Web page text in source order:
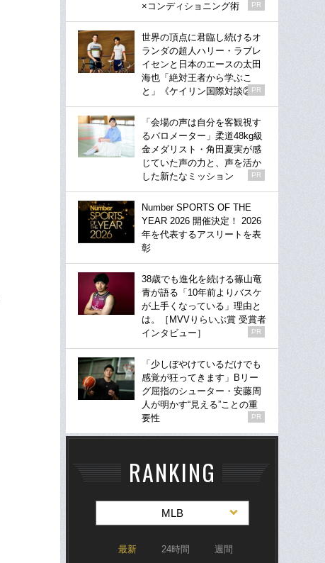
×コンディショニング術
PR
世界の頂点に君臨し続けるオ
ランダの超人ハリー・ラブレ
イセンと日本のエースの太田
海也「絶対王者から学ぶこ
と」《ケイリン国際対談②》
PR
「会場の声は自分を客観視す
るバロメーター」柔道48kg級
金メダリスト・角田夏実が感
じていた声の力と、声を活か
した新たなミッション
PR
Number SPORTS OF THE
YEAR 2026 開催決定！ 2026
年を代表するアスリートを表
彰
38歳でも進化を続ける篠山竜
青が語る「10年前よりバスケ
が上手くなっている」理由と
は。［MVVりらいぶ賞 受賞者
インタビュー］
PR
「少しぼやけているだけでも
感覚が狂ってきます」Bリー
グ屈指のシューター・安藤周
人が明かす“見える”ことの重
要性
PR
RANKING
MLB
最新 24時間 週間